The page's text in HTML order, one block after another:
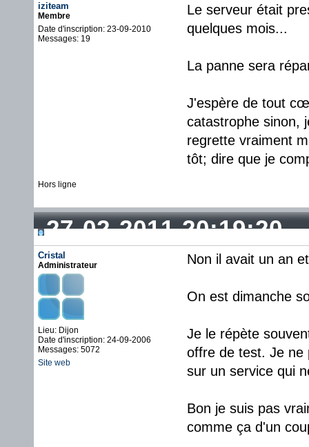
iziteam
Membre
Date d'inscription: 23-09-2010
Messages: 19
Le serveur était
quelques mois...
La panne sera
J'espère de tout
catastrophe sinon,
regrette vraiment
tôt; dire que je
Hors ligne
27-02-2011 20:19:20
Cristal
Administrateur
Lieu: Dijon
Date d'inscription: 24-09-2006
Messages: 5072
Site web
Non il avait un an
On est dimanche
Je le répète
offre de test. Je ne
sur un service qui
Bon je suis pas
comme ça d'un